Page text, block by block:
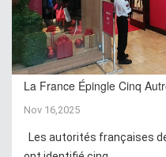
La France Épingle Cinq
Nov 16,2025
Les autorités françaises